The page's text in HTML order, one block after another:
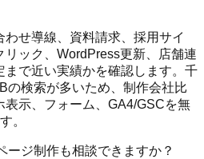
せ導線、資料請求、採用サイ
リック、WordPress更新、店舗連
で近い実績かを確認します。千
の検索が多いため、制作会社比
示、フォーム、GA4/GSCを無
。
ージ制作も相談できますか？